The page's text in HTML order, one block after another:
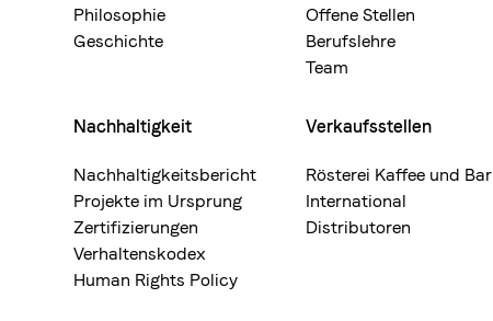
Philosophie
Geschichte
Offene Stellen
Berufslehre
Team
Nachhaltigkeit
Nachhaltigkeitsbericht
Projekte im Ursprung
Zertifizierungen
Verhaltenskodex
Human Rights Policy
Verkaufsstellen
Rösterei Kaffee und Bar
International
Distributoren